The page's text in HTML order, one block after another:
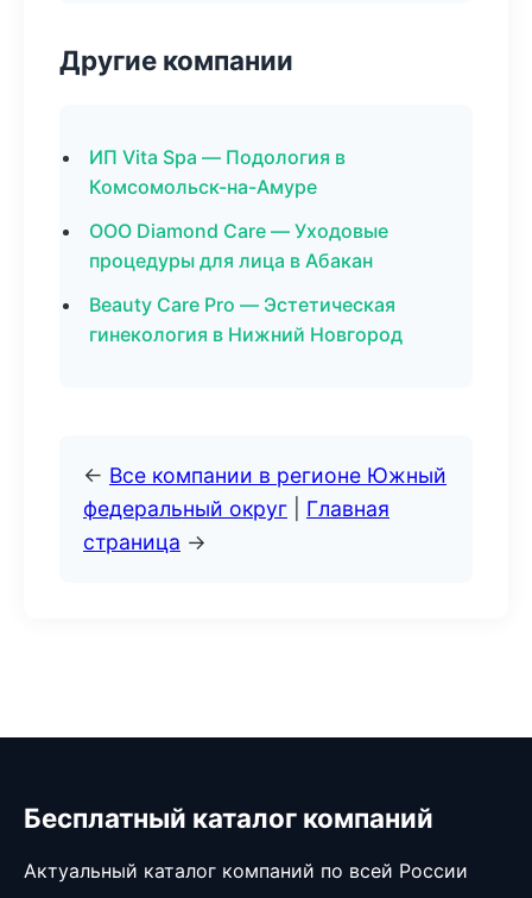
Другие компании
ИП Vita Spa — Подология в
Комсомольск-на-Амуре
ООО Diamond Care — Уходовые
процедуры для лица в Абакан
Beauty Care Pro — Эстетическая
гинекология в Нижний Новгород
← Все компании в регионе Южный
федеральный округ
Главная
страница →
Бесплатный каталог компаний
Актуальный каталог компаний по всей России